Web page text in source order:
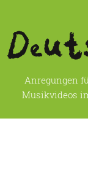
Anregungen
Musikvideos